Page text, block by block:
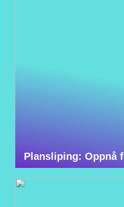
Plansliping: Oppnå